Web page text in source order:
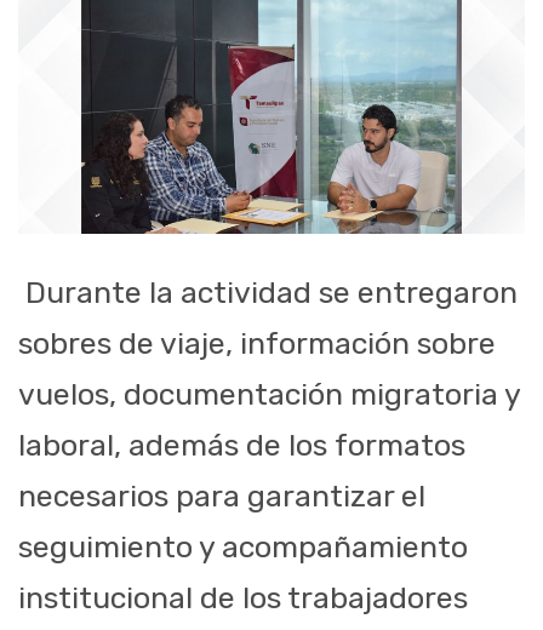
Durante la actividad se entregaron
sobres de viaje, información sobre
vuelos, documentación migratoria y
laboral, además de los formatos
necesarios para garantizar el
seguimiento y acompañamiento
institucional de los trabajadores